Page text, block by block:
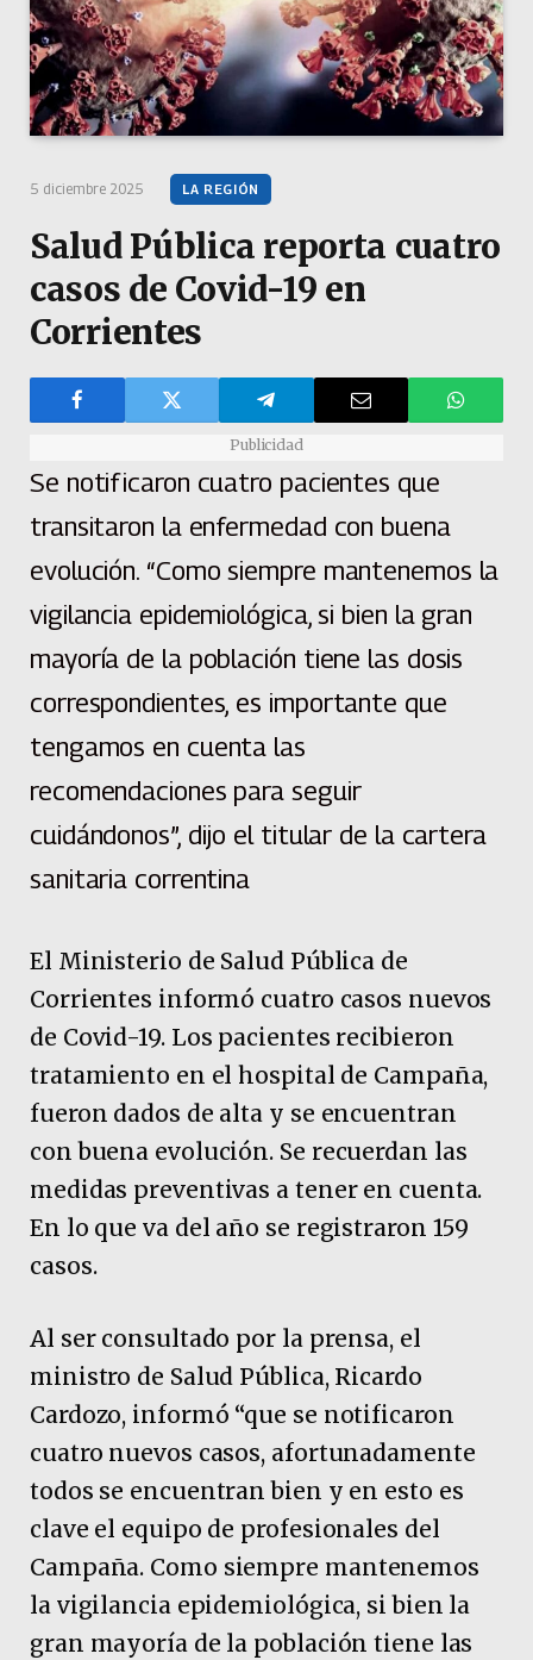
5 diciembre 2025 LA REGIÓN
Salud Pública reporta cuatro
casos de Covid-19 en
Corrientes
Publicidad
Se notificaron cuatro pacientes que
transitaron la enfermedad con buena
evolución. “Como siempre mantenemos la
vigilancia epidemiológica, si bien la gran
mayoría de la población tiene las dosis
correspondientes, es importante que
tengamos en cuenta las
recomendaciones para seguir
cuidándonos”, dijo el titular de la cartera
sanitaria correntina
El Ministerio de Salud Pública de
Corrientes informó cuatro casos nuevos
de Covid-19. Los pacientes recibieron
tratamiento en el hospital de Campaña,
fueron dados de alta y se encuentran
con buena evolución. Se recuerdan las
medidas preventivas a tener en cuenta.
En lo que va del año se registraron 159
casos.
Al ser consultado por la prensa, el
ministro de Salud Pública, Ricardo
Cardozo, informó “que se notificaron
cuatro nuevos casos, afortunadamente
todos se encuentran bien y en esto es
clave el equipo de profesionales del
Campaña. Como siempre mantenemos
la vigilancia epidemiológica, si bien la
gran mayoría de la población tiene las